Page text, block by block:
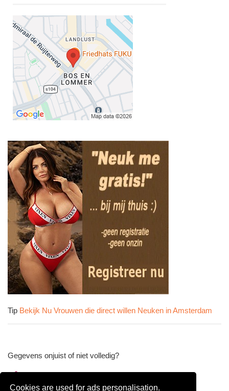
Cookies are used for ads personalisation.
Tip Bekijk Nu Vrouwen die direct willen Neuken in Amsterdam
Gegevens onjuist of niet volledig?